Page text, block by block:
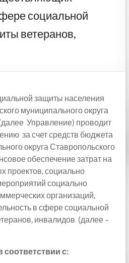
социальной
ветеранов,
защиты населения
муниципального округа
Управление) проводит
за счет средств бюджета
округа Ставропольского
обеспечение затрат на
проектов, социально
социально
организаций,
в сфере социальной
инвалидов (далее –
соответствии с: